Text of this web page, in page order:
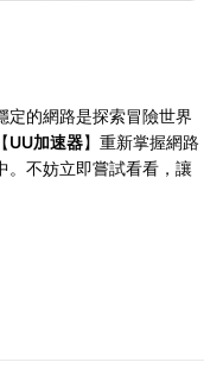
定的網路是探索冒險世界
UU加速器】重新掌握網路
。不妨立即嘗試看看，讓